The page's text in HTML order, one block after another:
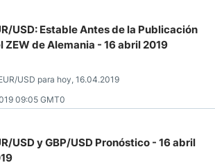
USD: Estable Antes de la Publicación
ZEW de Alemania - 16 abril 2019
USD para hoy, 16.04.2019
09:05 GMT0
USD y GBP/USD Pronóstico - 16 abril